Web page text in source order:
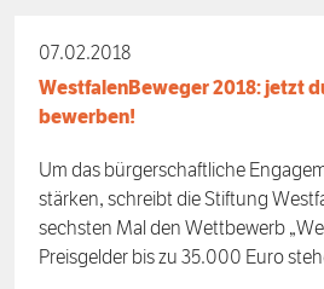
07.02.2018
WestfalenBeweger 2018: jetzt
bewerben!
Um das bürgerschaftliche
stärken, schreibt die Stiftung
sechsten Mal den Wettbewerb
Preisgelder bis zu 35.000 Euro